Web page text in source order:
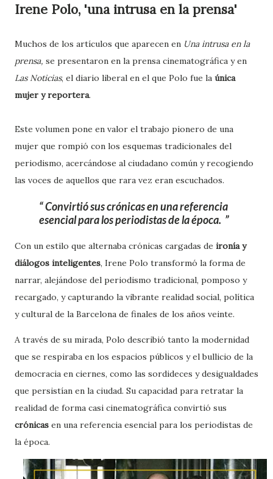
Irene Polo, 'una intrusa en la prensa'
Muchos de los artículos que aparecen en Una intrusa en la
prensa, se presentaron en la prensa cinematográfica y en
Las Noticias, el diario liberal en el que Polo fue la única
mujer y reportera.
Este volumen pone en valor el trabajo pionero de una
mujer que rompió con los esquemas tradicionales del
periodismo, acercándose al ciudadano común y recogiendo
las voces de aquellos que rara vez eran escuchados.
Convirtió sus crónicas en una referencia
esencial para los periodistas de la época.
Con un estilo que alternaba crónicas cargadas de ironía y
diálogos inteligentes, Irene Polo transformó la forma de
narrar, alejándose del periodismo tradicional, pomposo y
recargado, y capturando la vibrante realidad social, política
y cultural de la Barcelona de finales de los años veinte.
A través de su mirada, Polo describió tanto la modernidad
que se respiraba en los espacios públicos y el bullicio de la
democracia en ciernes, como las sordideces y desigualdades
que persistían en la ciudad. Su capacidad para retratar la
realidad de forma casi cinematográfica convirtió sus
crónicas en una referencia esencial para los periodistas de
la época.